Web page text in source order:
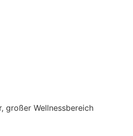
großer Wellnessbereich